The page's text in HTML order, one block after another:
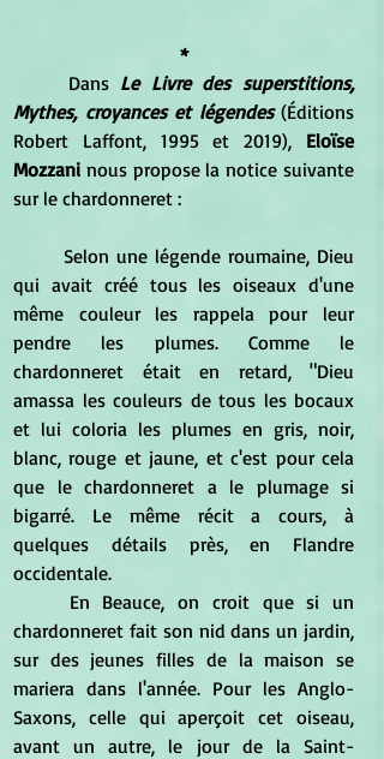
*
	Dans
Le Livre des superstitions,
Mythes, croyances et légendes (Éditions
Robert Laffont, 1995 et 2019), Eloïse
Mozzani nous propose la notice suivante
sur le chardonneret :
qui avait créé tous les oiseaux d'une
même couleur les rappela pour leur
pendre les plumes. Comme le
chardonneret était en retard, "Dieu
amassa les couleurs de tous les bocaux
et lui coloria les plumes en gris, noir,
blanc, rouge et jaune, et c'est pour cela
que le chardonneret a le plumage si
bigarré. Le même récit a cours, à
quelques détails près, en Flandre
occidentale.
chardonneret fait son nid dans un jardin,
sur des jeunes filles de la maison se
mariera dans l'année. Pour les Anglo-
Saxons, celle qui aperçoit cet oiseau,
avant un autre, le jour de la Saint-